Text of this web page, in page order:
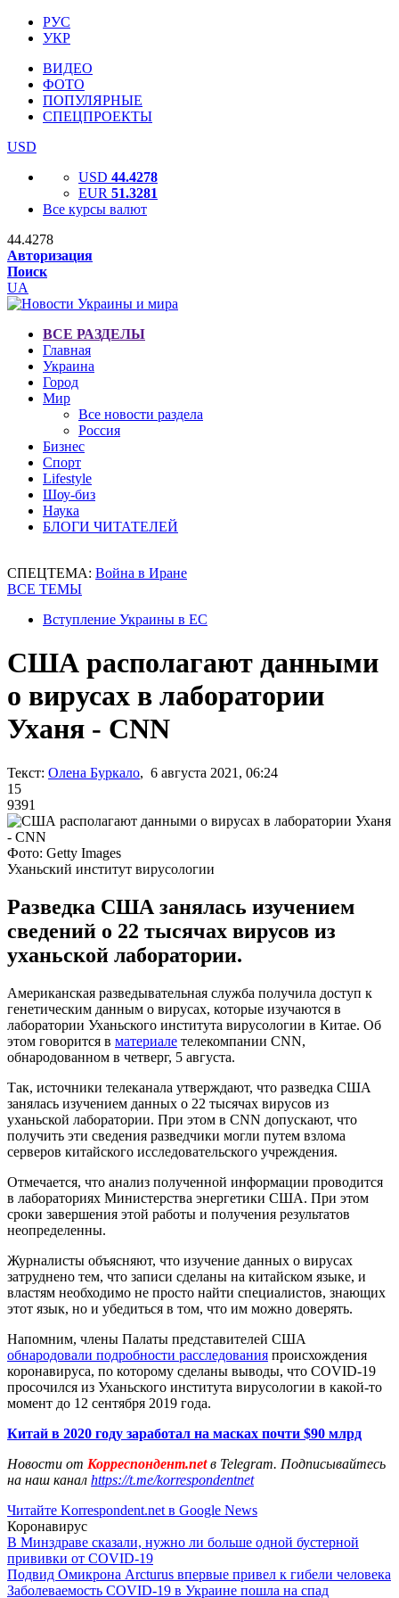
РУС
УКР
ВИДЕО
ФОТО
ПОПУЛЯРНЫЕ
СПЕЦПРОЕКТЫ
USD
USD 44.4278
EUR 51.3281
Все курсы валют
44.4278
Авторизация
Поиск
UA
ВСЕ РАЗДЕЛЫ
Главная
Украина
Город
Мир
Все новости раздела
Россия
Бизнес
Спорт
Lifestyle
Шоу-биз
Наука
БЛОГИ ЧИТАТЕЛЕЙ
СПЕЦТЕМА: Война в Иране
ВСЕ ТЕМЫ
Вступление Украины в ЕС
США располагают данными
о вирусах в лаборатории
Уханя - CNN
Текст: Олена Буркало, 6 августа 2021, 06:24
15
9391
Фото: Getty Images
Уханьский институт вирусологии
Разведка США занялась изучением
сведений о 22 тысячах вирусов из
уханьской лаборатории.
Американская разведывательная служба получила доступ к
генетическим данным о вирусах, которые изучаются в
лаборатории Уханьского института вирусологии в Китае. Об
этом говорится в материале телекомпании CNN,
обнародованном в четверг, 5 августа.
Так, источники телеканала утверждают, что разведка США
занялась изучением данных о 22 тысячах вирусов из
уханьской лаборатории. При этом в CNN допускают, что
получить эти сведения разведчики могли путем взлома
серверов китайского исследовательского учреждения.
Отмечается, что анализ полученной информации проводится
в лабораториях Министерства энергетики США. При этом
сроки завершения этой работы и получения результатов
неопределенны.
Журналисты объясняют, что изучение данных о вирусах
затруднено тем, что записи сделаны на китайском языке, и
властям необходимо не просто найти специалистов, знающих
этот язык, но и убедиться в том, что им можно доверять.
Напомним, члены Палаты представителей США
обнародовали подробности расследования происхождения
коронавируса, по которому сделаны выводы, что COVID-19
просочился из Уханьского института вирусологии в какой-то
момент до 12 сентября 2019 года.
Китай в 2020 году заработал на масках почти $90 млрд
Новости от Корреспондент.netв Telegram. Подписывайтесь
на наш канал https://t.me/korrespondentnet
Читайте Korrespondent.net в Google News
Коронавирус
В Минздраве сказали, нужно ли больше одной бустерной
прививки от COVID-19
Подвид Омикрона Arcturus впервые привел к гибели человека
Заболеваемость COVID-19 в Украине пошла на спад